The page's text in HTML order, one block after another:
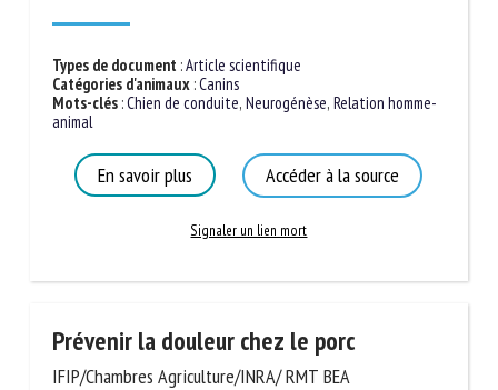
Types de document :Article scientifique
Catégories d'animaux:Canins
Mots-clés:Chien de conduite, Neurogénèse, Relation homme-
animal
En savoir plus Accéder à la source
Signaler un lien mort
Prévenir la douleur chez le porc
IFIP/Chambres Agriculture/INRA/ RMT BEA